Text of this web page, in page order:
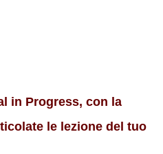
in Progress, con la
le lezione del tuo